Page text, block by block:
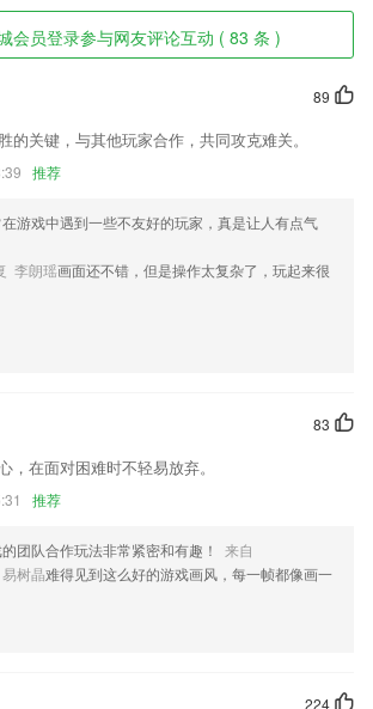
软件特色
】
家的安全和利益，依照法定程序确定，在一定时间
知悉的事项。
岛特惠、蜜月度假、亲子旅行等主题，包括机+酒
邮轮、接送机，随时满足你的出行需求。
定义你的世界】
号信息，好用又方便。
件优势
成一个强者精英。
每天的学习情况进行评价信息，对学生的学习情况
宝宝不腻烦。新的故事新的体验，新的学习，新
停车
会员登录参与网友评论互动 ( 83 条 )
89
的关键，与其他玩家合作，共同攻克难关。
推荐
在游戏中遇到一些不友好的玩家，真是让人有点气
李朗瑶画面还不错，但是操作太复杂了，玩起来很
83
，在面对困难时不轻易放弃。
推荐
的团队合作玩法非常紧密和有趣！
来自
树晶难得见到这么好的游戏画风，每一帧都像画一
224